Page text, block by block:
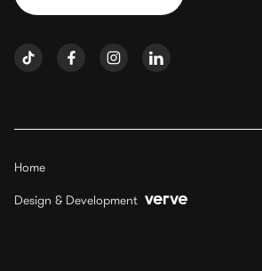
Home
Design & Development